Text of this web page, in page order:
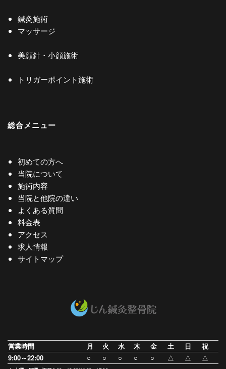
鍼灸施術
マッサージ
美顔針・小顔施術
トリガーポイント施術
総合メニュー
初めての方へ
当院について
施術内容
当院と他院の違い
よくある質問
料金表
アクセス
求人情報
サイトマップ
営業時間 月 火 水 木 金 土 日
祝
9:00～22:00
○ ○ ○ ○ ○ △ △ △